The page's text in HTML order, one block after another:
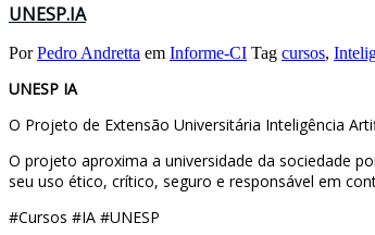
UNESP.IA
PorPedro Andretta em Informe-CI Tag cursos,
UNESP IA
O Projeto de Extensão Universitária Inteligência
O projeto aproxima a universidade da sociedade
seu uso ético, crítico, seguro e responsável em
#Cursos #IA #UNESP